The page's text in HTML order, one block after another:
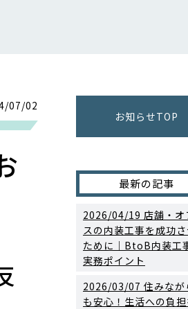
07/02
お知らせTOP
最新の記事
2026/04/19 店舗・オ
スの内装工事を成功さ
ために｜BtoB内装工
実務ポイント
2026/03/07 住みなが
も安心！生活への負